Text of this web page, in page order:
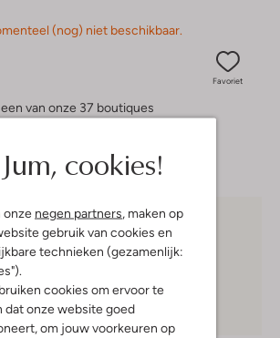
Jum, cookies!
onze negen partners, maken op
gebruik van cookies en
technieken (gezamenlijk:
cookies om ervoor te
dat onze website goed
om jouw voorkeuren op
(nog) niet beschikbaar.
Favoriet
van onze 37 boutiques
vanaf €75,-